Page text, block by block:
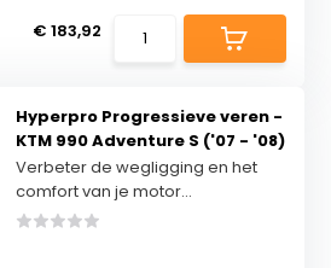
€ 183,92
Hyperpro Progressieve veren -
KTM 990 Adventure S ('07 - '08)
Verbeter de wegligging en het
comfort van je motor...